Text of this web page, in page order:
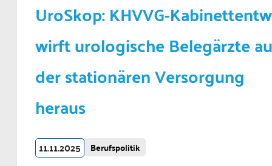
UroSkop: KHVVG-
wirft urologische Belegärzte
der stationären Versorgung
heraus
11.11.2025 Berufspolitik